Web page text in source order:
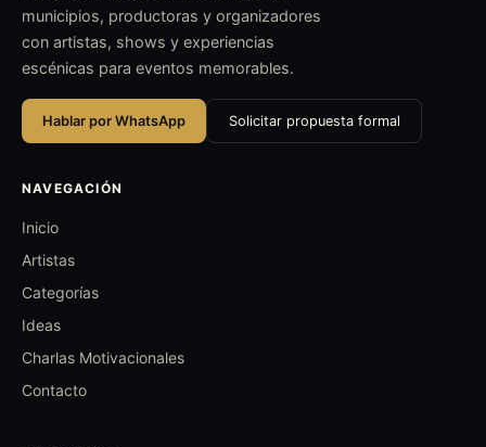
municipios, productoras y organizadores
con artistas, shows y experiencias
escénicas para eventos memorables.
Hablar por WhatsApp Solicitar propuesta formal
NAVEGACIÓN
Inicio
Artistas
Categorías
Ideas
Charlas Motivacionales
Contacto